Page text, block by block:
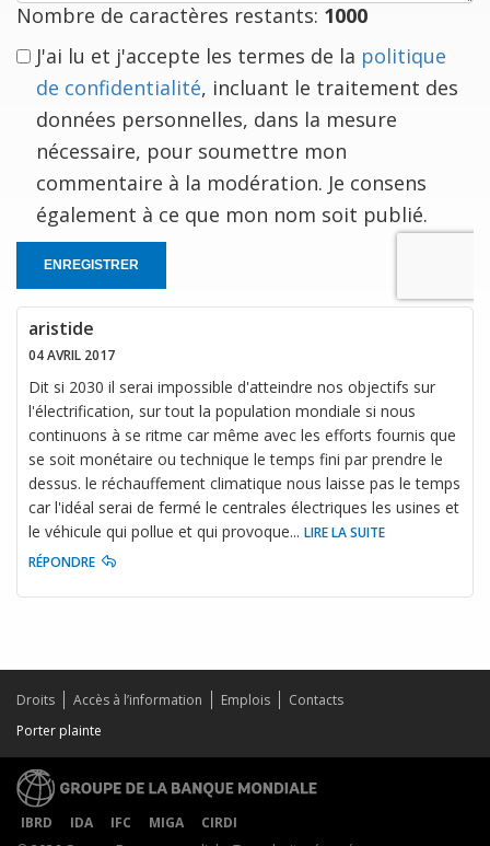
Nombre de caractères restants: 1000
J'ai lu et j'accepte les termes de la politique
de confidentialité, incluant le traitement des
données personnelles, dans la mesure
nécessaire, pour soumettre mon
commentaire à la modération. Je consens
également à ce que mon nom soit publié.
ENREGISTRER
aristide
04 AVRIL 2017
Dit si 2030 il serai impossible d'atteindre nos objectifs sur
l'électrification, sur tout la population mondiale si nous
continuons à se ritme car même avec les efforts fournis que
se soit monétaire ou technique le temps fini par prendre le
dessus. le réchauffement climatique nous laisse pas le temps
car l'idéal serai de fermé le centrales électriques les usines et
le véhicule qui pollue et qui provoque... LIRE LA SUITE
RÉPONDRE
Droits Accès à l’information Emplois
Contacts
Porter plainte
IBRD IDA IFC MIGA
CIRDI